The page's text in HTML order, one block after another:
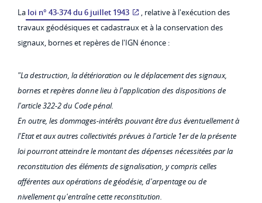
La loi n° 43-374 du 6 juillet 1943
, relative à l'exécution des
travaux géodésiques et cadastraux et à la conservation des
signaux, bornes et repères de l'IGN énonce :
"La destruction, la détérioration ou le déplacement des signaux,
bornes et repères donne lieu à l'application des dispositions de
l'article 322-2 du Code pénal.
En outre, les dommages-intérêts pouvant être dus éventuellement à
l'Etat et aux autres collectivités prévues à l'article 1er de la présente
loi pourront atteindre le montant des dépenses nécessitées par la
reconstitution des éléments de signalisation, y compris celles
afférentes aux opérations de géodésie, d'arpentage ou de
nivellement qu'entraîne cette reconstitution.